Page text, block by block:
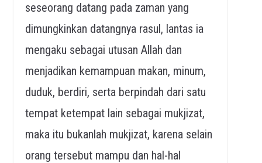
seseorang datang pada zaman yang
dimungkinkan datangnya rasul, lantas ia
mengaku sebagai utusan Allah dan
menjadikan kemampuan makan, minum,
duduk, berdiri, serta berpindah dari satu
tempat ketempat lain sebagai mukjizat,
maka itu bukanlah mukjizat, karena selain
orang tersebut mampu dan hal-hal